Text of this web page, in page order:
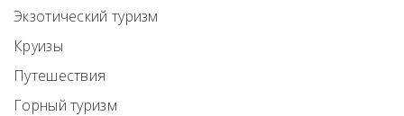
Экзотический туризм
Круизы
Путешествия
Горный туризм